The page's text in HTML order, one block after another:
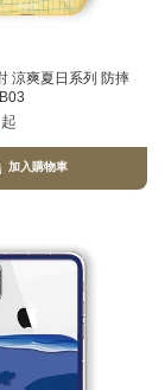
涼爽夏日系列 防摔
起
加入購物車